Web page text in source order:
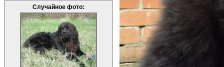
Случайное фото: